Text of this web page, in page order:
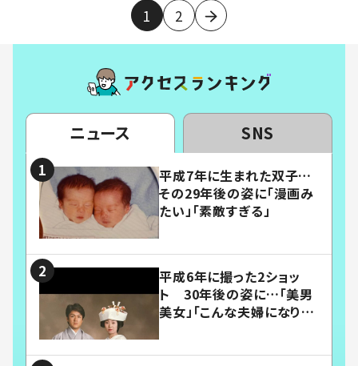
1 2
ニュース SNS
平成7年に生まれた双子…
その29年後の姿に「漫画み
たい」「素敵すぎる」
平成6年に撮った2ショッ
ト 30年後の姿に…「美男
美女」「こんな夫婦になりた